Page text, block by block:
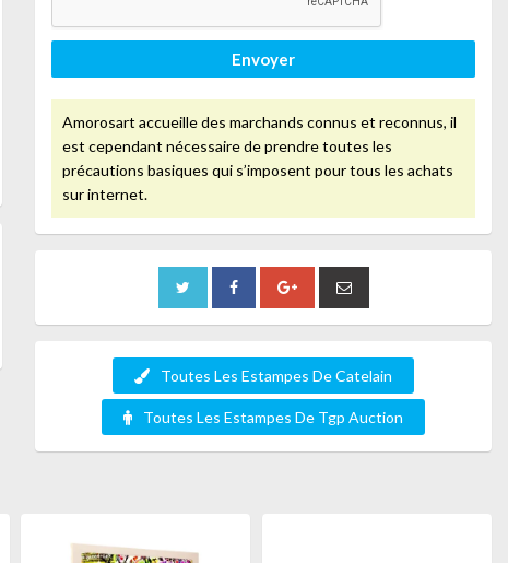
Envoyer
Amorosart accueille des marchands connus et reconnus, il
est cependant nécessaire de prendre toutes les
précautions basiques qui s’imposent pour tous les achats
sur internet.
Toutes Les Estampes De Catelain
Toutes Les Estampes De Tgp Auction